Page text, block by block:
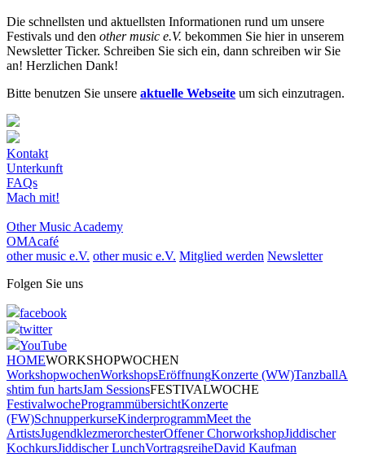
Die schnellsten und aktuellsten Informationen rund um unsere
Festivals und den other music e.V. bekommen Sie hier in unserem
Newsletter Ticker. Schreiben Sie sich ein, dann schreiben wir Sie
an! Herzlichen Dank!
Bitte benutzen Sie unsere aktuelle Webseite um sich einzutragen.
Kontakt
Unterkunft
FAQs
Mach mit!
Other Music Academy
OMAcafé
other music e.V. other music e.V. Mitglied werden Newsletter
Folgen Sie uns
facebook
twitter
YouTube
HOMEWORKSHOPWOCHEN
WorkshopwochenWorkshopsEröffnungKonzerte (WW)TanzballA
shtim fun hartsJam SessionsFESTIVALWOCHE
FestivalwocheProgrammübersichtKonzerte
(FW)SchnupperkurseKinderprogrammMeet the
ArtistsJugendklezmerorchesterOffener ChorworkshopJiddischer
KochkursJiddischer LunchVortragsreiheDavid Kaufman